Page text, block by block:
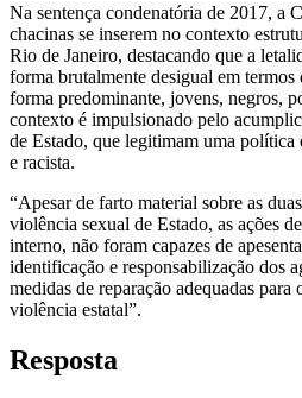
Na sentença condenatória de 2017, a
chacinas se inserem no contexto
Rio de Janeiro, destacando que a
forma brutalmente desigual em termos
forma predominante, jovens, negros,
contexto é impulsionado pelo
de Estado, que legitimam uma política
e racista.
“Apesar de farto material sobre as
violência sexual de Estado, as ações
interno, não foram capazes de
identificação e responsabilização dos
medidas de reparação adequadas
violência estatal”.
Resposta